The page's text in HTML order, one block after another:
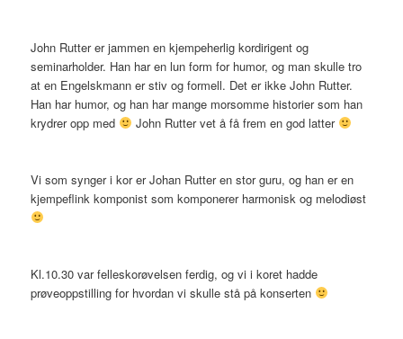
John Rutter er jammen en kjempeherlig kordirigent og
seminarholder. Han har en lun form for humor, og man skulle tro
at en Engelskmann er stiv og formell. Det er ikke John Rutter.
Han har humor, og han har mange morsomme historier som han
krydrer opp med
John Rutter vet å få frem en god latter
Vi som synger i kor er Johan Rutter en stor guru, og han er en
kjempeflink komponist som komponerer harmonisk og melodiøst
Kl.10.30 var felleskorøvelsen ferdig, og vi i koret hadde
prøveoppstilling for hvordan vi skulle stå på konserten